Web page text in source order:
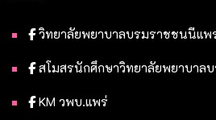
วิทยาลัยพยาบาลบรมราชชนนีแพ
สโมสรนักศึกษาวิทยาลัยพยาบาล
KM วพบ.แพร่